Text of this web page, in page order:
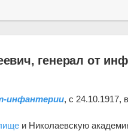
генерал от
инфантерии, с 24.10.1917,
и Николаевскую